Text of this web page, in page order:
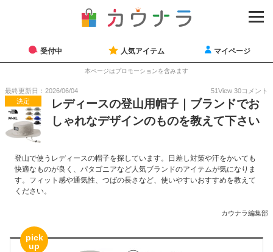
受付中 人気アイテム マイページ
本ページはプロモーションを含みます
最終更新日：2026/06/04 51View 30コメント
決定
レディースの登山用帽子｜ブランドでお
しゃれなデザインのものを教えて下さい
登山で使うレディースの帽子を探しています。日差し対策や汗をかいても
快適なものが良く、パタゴニアなど人気ブランドのアイテムが気になりま
す。フィット感や通気性、つばの長さなど、使いやすいおすすめを教えて
ください。
カウナラ編集部
pick
up